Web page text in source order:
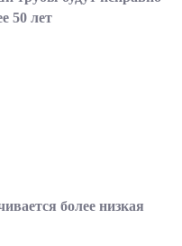
50 лет
более низкая